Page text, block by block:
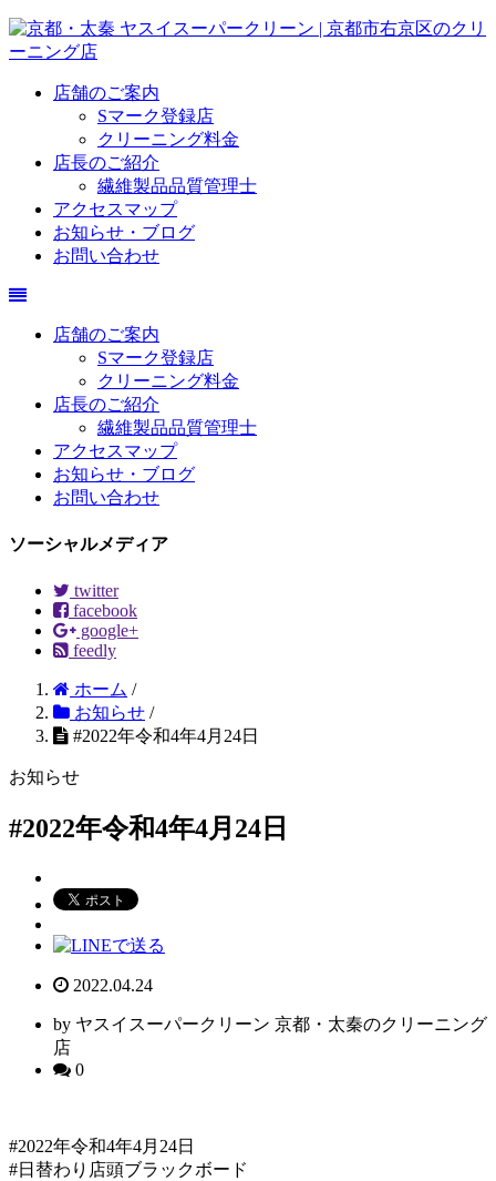
店舗のご案内
Sマーク登録店
クリーニング料金
店長のご紹介
繊維製品品質管理士
アクセスマップ
お知らせ・ブログ
お問い合わせ
店舗のご案内
Sマーク登録店
クリーニング料金
店長のご紹介
繊維製品品質管理士
アクセスマップ
お知らせ・ブログ
お問い合わせ
ソーシャルメディア
twitter
facebook
google+
feedly
ホーム /
お知らせ /
#2022年令和4年4月24日
お知らせ
#2022年令和4年4月24日
2022.04.24
by ヤスイスーパークリーン 京都・太秦のクリーニング
店
0
#2022年令和4年4月24日
#日替わり店頭ブラックボード